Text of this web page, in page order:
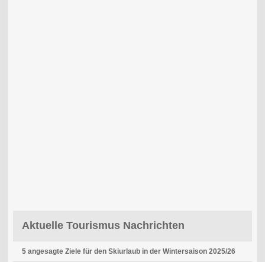
Aktuelle Tourismus Nachrichten
5 angesagte Ziele für den Skiurlaub in der Wintersaison 2025/26